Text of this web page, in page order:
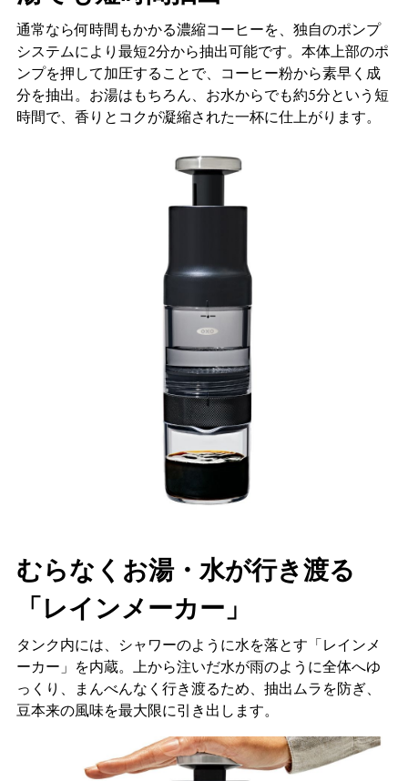
通常なら何時間もかかる濃縮コーヒーを、独自のポンプ
システムにより最短2分から抽出可能です。本体上部のポ
ンプを押して加圧することで、コーヒー粉から素早く成
分を抽出。お湯はもちろん、お水からでも約5分という短
時間で、香りとコクが凝縮された一杯に仕上がります。
むらなくお湯・水が行き渡る
「レインメーカー」
タンク内には、シャワーのように水を落とす「レインメ
ーカー」を内蔵。上から注いだ水が雨のように全体へゆ
っくり、まんべんなく行き渡るため、抽出ムラを防ぎ、
豆本来の風味を最大限に引き出します。